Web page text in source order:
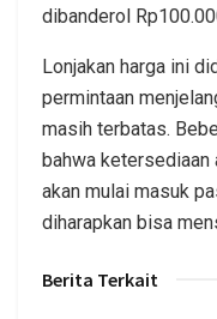
dibanderol
Lonjakan harga ini
permintaan
masih terbatas.
bahwa ketersediaan
akan mulai masuk
diharapkan bisa
Berita Terkait